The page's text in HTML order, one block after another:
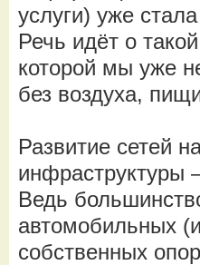
услуги) уже
Речь идёт о
которой мы уже
без воздуха,
Развитие сетей
инфраструктуры
Ведь
автомобильных
собственных